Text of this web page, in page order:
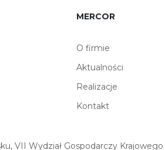
MERCOR
O firmie
Aktualności
Realizacje
Kontakt
VII Wydział Gospodarczy